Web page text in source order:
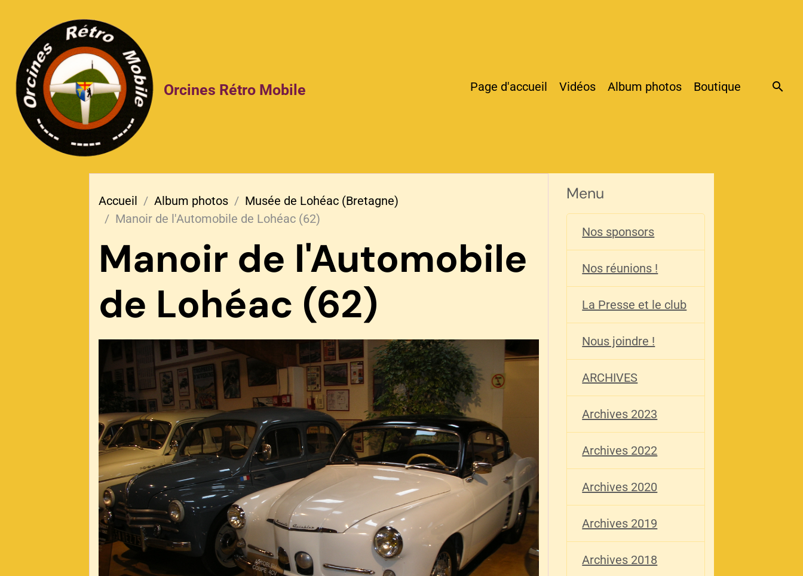
Orcines Rétro Mobile Page d'accueil Vidéos Album photos Boutique
Accueil Album photos
Musée de Lohéac (Bretagne)
Manoir de l'Automobile de Lohéac (62)
Manoir de l'Automobile
de Lohéac (62)
Menu
Nos sponsors
Nos réunions !
La Presse et le club
Nous joindre !
ARCHIVES
Archives 2023
Archives 2022
Archives 2020
Archives 2019
Archives 2018